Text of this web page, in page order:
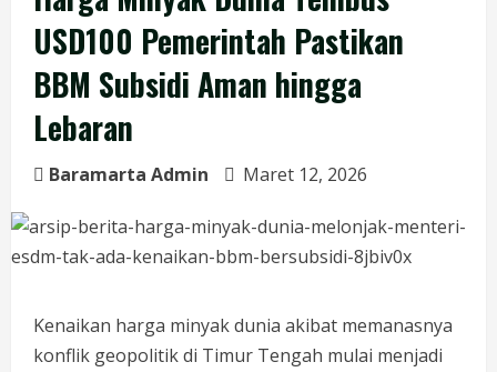
USD100 Pemerintah Pastikan
BBM Subsidi Aman hingga
Lebaran
Baramarta Admin Maret 12, 2026
Kenaikan harga minyak dunia akibat memanasnya
konflik geopolitik di Timur Tengah mulai menjadi